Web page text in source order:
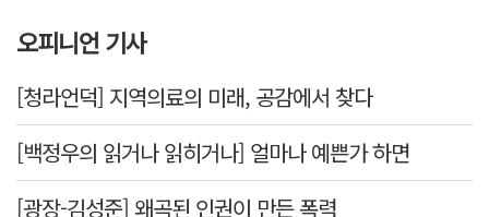
오피니언 기사
[청라언덕] 지역의료의 미래, 공감에서 찾다
[백정우의 읽거나 읽히거나] 얼마나 예쁜가 하면
[광장-김성준] 왜곡된 인권이 만든 폭력